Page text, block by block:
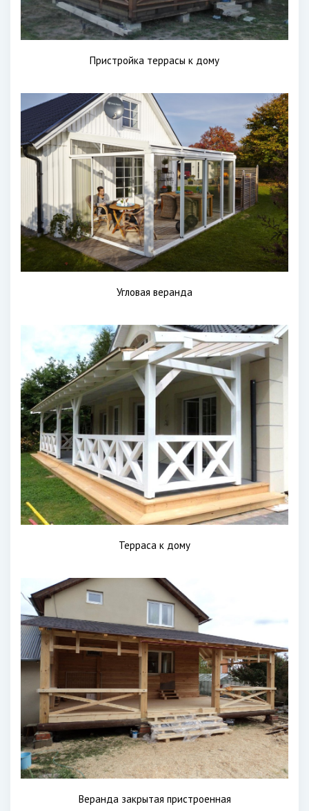
Пристройка террасы к дому
Угловая веранда
Терраса к дому
Веранда закрытая пристроенная